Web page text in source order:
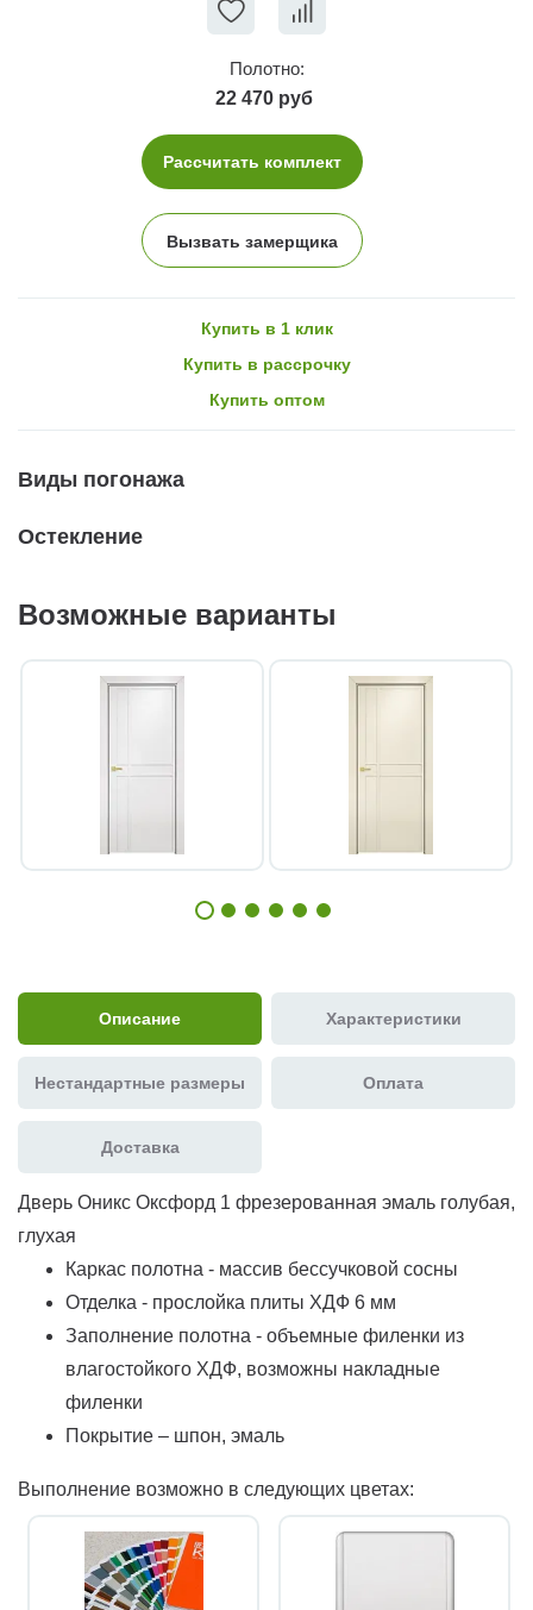
Полотно:
22 470 руб
Рассчитать комплект
Вызвать замерщика
Купить в 1 клик
Купить в рассрочку
Купить оптом
Виды погонажа
Остекление
Возможные варианты
Описание Характеристики
Нестандартные размеры Оплата
Доставка
Дверь Оникс Оксфорд 1 фрезерованная эмаль голубая,
глухая
Каркас полотна - массив бессучковой сосны
Отделка - прослойка плиты ХДФ 6 мм
Заполнение полотна - объемные филенки из
влагостойкого ХДФ, возможны накладные
филенки
Покрытие – шпон, эмаль
Выполнение возможно в следующих цветах: